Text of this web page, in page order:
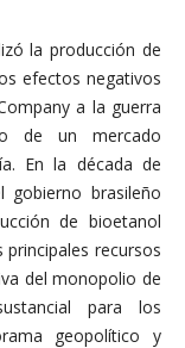
la producción de
efectos negativos
a la guerra
de un mercado
En la década de
brasileño
de bioetanol
recursos
del monopolio de
para los
geopolítico y